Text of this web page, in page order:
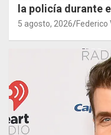
la policía durante
5 agosto, 2026 Federico